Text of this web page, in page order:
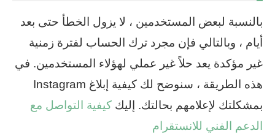
بالنسبة لبعض المستخدمين ، لا يزول الخطأ حتى بعد
أيام ، وبالتالي فإن مجرد ترك الحساب لفترة زمنية
غير مؤكدة يعد حلاً غير عملي لهؤلاء المستخدمين. في
هذه الطريقة ، سنوضح لك كيفية إبلاغ Instagram
بمشكلتك لإعلامهم بحالتك. إليك كيفية التواصل مع
الدعم الفني للانستقرام